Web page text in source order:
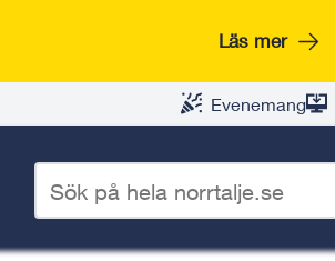
Läs mer
Evenemang
sökord